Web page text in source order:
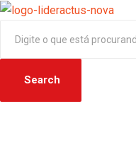
Search